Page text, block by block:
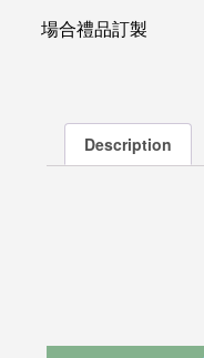
場合禮品訂製
Description